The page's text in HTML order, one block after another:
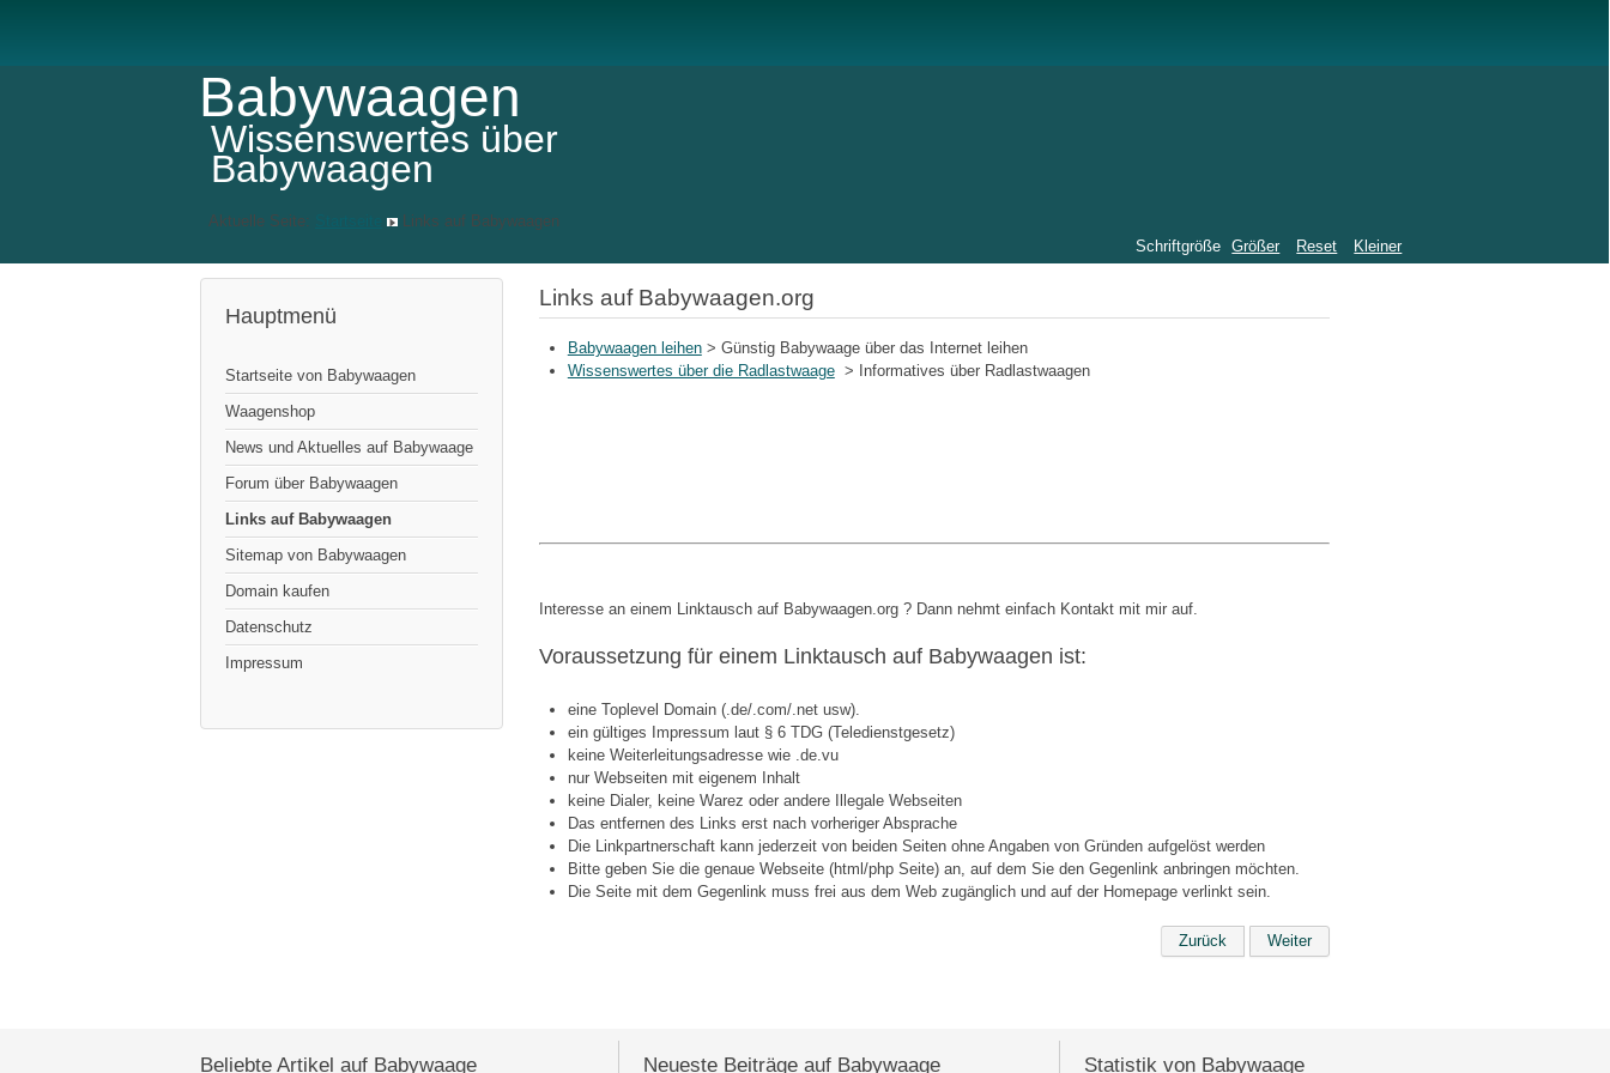
Babywaagen
Wissenswertes über
Babywaagen
Schriftgröße Größer Reset Kleiner
Aktuelle Seite: Links auf Babywaagen
Hauptmenü
Startseite von Babywaagen
Waagenshop
News und Aktuelles auf Babywaage
Forum über Babywaagen
Links auf Babywaagen
Sitemap von Babywaagen
Domain kaufen
Datenschutz
Impressum
Links auf Babywaagen.org
Babywaagen leihen> Günstig Babywaage über das Internet leihen
Wissenswertes über die Radlastwaage> Informatives über Radlastwaagen
Interesse an einem Linktausch auf Babywaagen.org ? Dann nehmt einfach Kontakt mit mir auf.
Voraussetzung für einem Linktausch auf Babywaagen ist:
eine Toplevel Domain (.de/.com/.net usw).
ein gültiges Impressum laut § 6 TDG (Teledienstgesetz)
keine Weiterleitungsadresse wie .de.vu
nur Webseiten mit eigenem Inhalt
keine Dialer, keine Warez oder andere Illegale Webseiten
Das entfernen des Links erst nach vorheriger Absprache
Die Linkpartnerschaft kann jederzeit von beiden Seiten ohne Angaben von Gründen aufgelöst werden
Bitte geben Sie die genaue Webseite (html/php Seite) an, auf dem Sie den Gegenlink anbringen möchten.
Die Seite mit dem Gegenlink muss frei aus dem Web zugänglich und auf der Homepage verlinkt sein.
Zurück Weiter
Beliebte Artikel auf Babywaage Neueste Beiträge auf Babywaage Statistik von Babywaage